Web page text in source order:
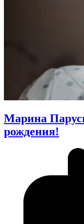
Марина
рождения!